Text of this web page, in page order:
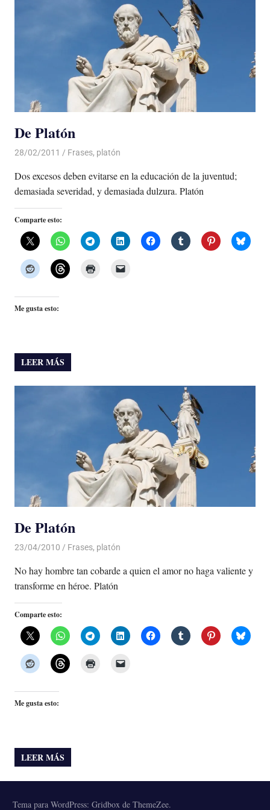
De Platón
28/02/2011 Luis Castellanos
Frases, platón
Dos excesos deben evitarse en la educación de la juventud;
demasiada severidad, y demasiada dulzura. Platón
Comparte esto:
Me gusta esto:
LEER MÁS
De Platón
23/04/2010 Luis Castellanos
Frases, platón
No hay hombre tan cobarde a quien el amor no haga valiente y
transforme en héroe. Platón
Comparte esto:
Me gusta esto:
LEER MÁS
Tema para WordPress: Gridbox de ThemeZee.